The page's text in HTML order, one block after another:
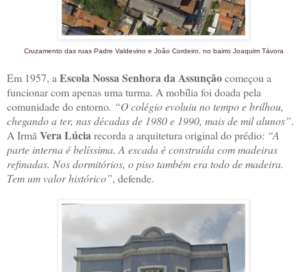
Cruzamento das ruas Padre Valdevino e João Cordeiro, no bairro Joaquim Távora
Em 1957, a Escola Nossa Senhora da Assunçãocomeçou a
funcionar com apenas uma turma. A mobília foi doada pela
comunidade do entorno. “O colégio evoluiu no tempo e brilhou,
chegando a ter, nas décadas de 1980 e 1990, mais de mil alunos”.
A Irmã Vera Lúcia recorda a arquitetura original do prédio: “A
parte interna é belíssima. A escada é construída com madeiras
refinadas. Nos dormitórios, o piso também era todo de madeira.
Tem um valor histórico”, defende.